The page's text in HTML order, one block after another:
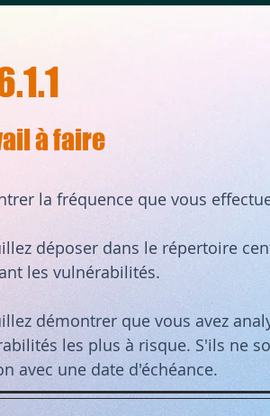
à faire
la fréquence que vous
déposer dans le répertoire
les vulnérabilités.
démontrer que vous avez
les plus à risque. S'ils ne
avec une date d'échéance.